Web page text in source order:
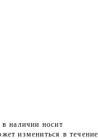
наличии носит
измениться в течение